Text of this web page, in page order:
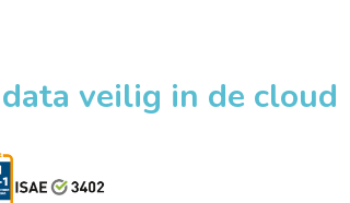
veilig in de cloud